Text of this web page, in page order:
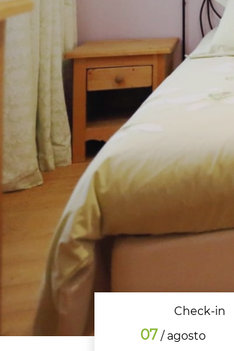
Check-in
07 / agosto